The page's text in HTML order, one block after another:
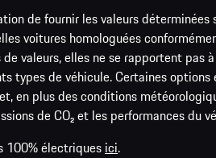
de fournir les valeurs
voitures homologuées
valeurs, elles ne se rapportent
types de véhicule. Certaines
en plus des conditions
de CO₂ et les performances du
100% électriques ici.